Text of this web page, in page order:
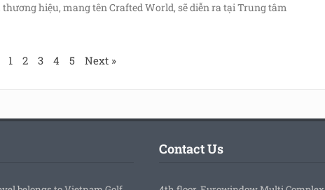
hiệu, mang tên Crafted World, sẽ diễn ra tại Trung tâm
1 2 3 4 5 Next »
Contact Us